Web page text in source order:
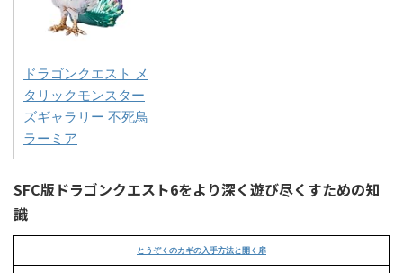
ドラゴンクエスト メ
タリックモンスター
ズギャラリー 不死鳥
ラーミア
SFC版ドラゴンクエスト6をより深く遊び尽くすための知
識
とうぞくのカギの入手方法と開く扉